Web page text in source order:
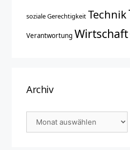
soziale Gerechtigkeit Technik
Verantwortung Wirtschaft
Archiv
Archiv